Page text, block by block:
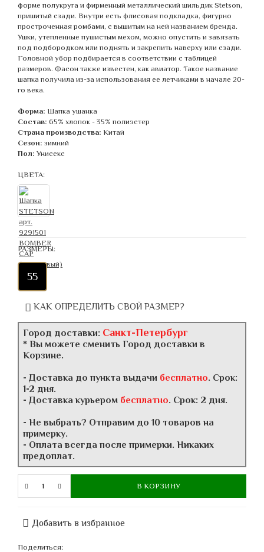
форме полукруга и фирменный металлический шильдик Stetson,
пришитый сзади. Внутри есть флисовая подкладка, фигурно
простроченная ромбами, с вышитым на ней названием бренда.
Ушки, утепленные пушистым мехом, можно опустить и завязать
под подбородком или поднять и закрепить наверху или сзади.
Головной убор подбирается в соответствии с таблицей
размеров. Фасон также известен, как авиатор. Такое название
шапка получила из-за использования ее летчиками в начале 20-
го века.
Форма: Шапка ушанка
Состав: 65% хлопок - 35% полиэстер
Страна производства: Китай
Сезон: зимний
Пол: Унисекс
ЦВЕТА:
РАЗМЕРЫ:
55
КАК ОПРЕДЕЛИТЬ СВОЙ РАЗМЕР?
Город доставки: Санкт-Петербург
* Вы можете сменить Город доставки в
Корзине.
- Доставка до пункта выдачи бесплатно. Срок:
1-2 дня.
- Доставка курьером бесплатно. Срок: 2 дня.
- Не выбрать? Отправим до 10 товаров на
примерку.
- Оплата всегда после примерки. Никаких
предоплат.
В КОРЗИНУ
Добавить в избранное
Поделиться: